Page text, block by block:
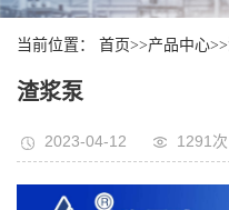
当前位置： 首页>>产品中心>>
渣浆泵
2023-04-12 1291次